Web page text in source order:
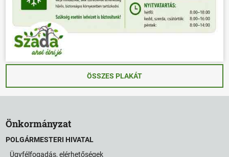
ÖSSZES PLAKÁT
Önkormányzat
POLGÁRMESTERI HIVATAL
Ügyfélfogadás, elérhetőségek